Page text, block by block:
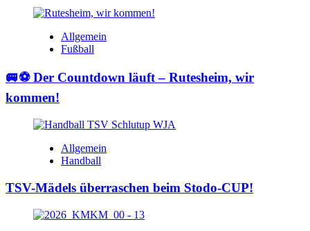
Allgemein
Fußball
🚐⚽ Der Countdown läuft – Rutesheim, wir
kommen!
Allgemein
Handball
TSV-Mädels überraschen beim Stodo-CUP!